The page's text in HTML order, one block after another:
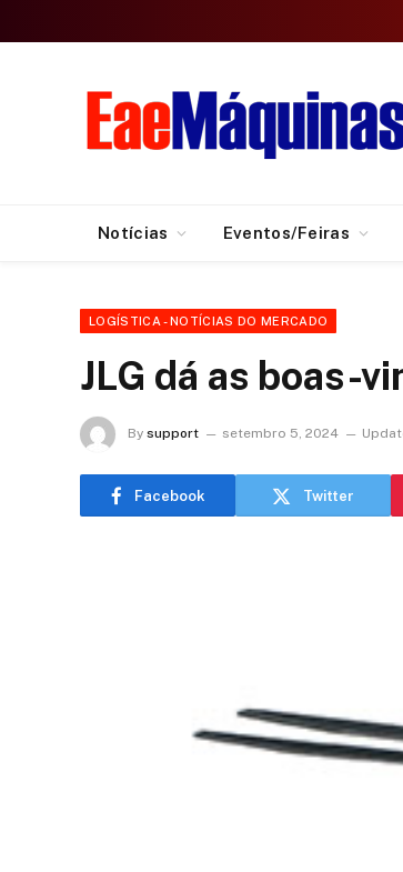
Notícias Eventos/Feiras
LOGÍSTICA - NOTÍCIAS DO MERCADO
JLG dá as boas-
By support setembro 5, 2024
Facebook Twitter